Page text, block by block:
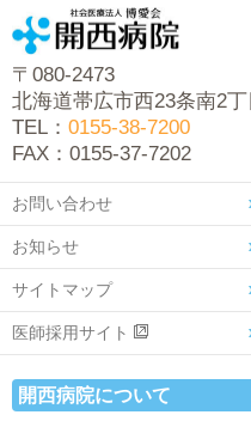
〒080-2473
北海道帯広市西23条南2
TEL： 0155-38-7200
FAX：0155-37-7202
お問い合わせ
お知らせ
サイトマップ
医師採用サイト
開西病院について